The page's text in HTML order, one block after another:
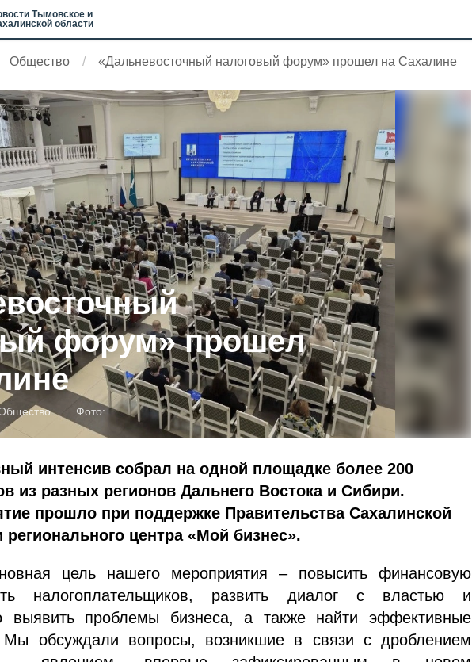
Тымовское и
области
Общество «Дальневосточный налоговый форум» прошел на Сахалине
форум» прошел
Фото:
интенсив собрал на одной площадке более 200
из разных регионов Дальнего Востока и Сибири.
прошло при поддержке Правительства Сахалинской
регионального центра «Мой бизнес».
цель нашего мероприятия – повысить финансовую
налогоплательщиков, развить диалог с властью и
выявить проблемы бизнеса, а также найти эффективные
обсуждали вопросы, возникшие в связи с дроблением